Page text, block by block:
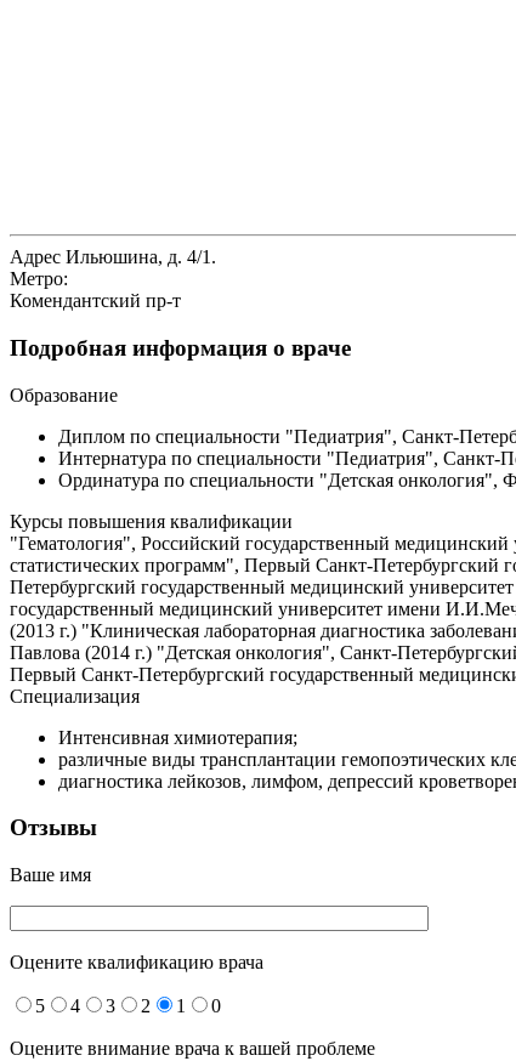
Адрес Ильюшина, д. 4/1.
Метро:
Комендантский пр-т
Подробная информация о враче
Образование
Диплом по специальности "Педиатрия", Санкт-
Интернатура по специальности "Педиатрия", Санкт-
Ординатура по специальности "Детская онкология",
Курсы повышения квалификации
"Гематология", Российский государственный
статистических программ", Первый Санкт-
Петербургский государственный медицинский
государственный медицинский университет имени
(2013 г.) "Клиническая лабораторная диагностика
Павлова (2014 г.) "Детская онкология", Санкт-
Первый Санкт-Петербургский государственный
Специализация
Интенсивная химиотерапия;
различные виды трансплантации гемопоэтических
диагностика лейкозов, лимфом, депрессий
Отзывы
Ваше имя
Оцените квалификацию врача
5 4 3 2 1 0
Оцените внимание врача к вашей проблеме